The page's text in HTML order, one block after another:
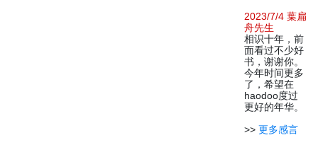
2023/7/4 葉扁
舟先生
相识十年，前
面看过不少好
书，谢谢你。
今年时间更多
了，希望在
haodoo度过
更好的年华。
>> 更多感言